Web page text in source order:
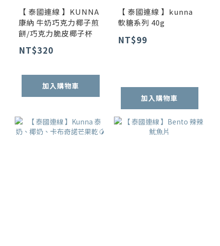
【 泰國連線 】KUNNA
康納 牛奶巧克力椰子煎
餅/巧克力脆皮椰子杯
NT$320
加入購物車
【 泰國連線 】kunna
軟糖系列 40g
NT$99
加入購物車